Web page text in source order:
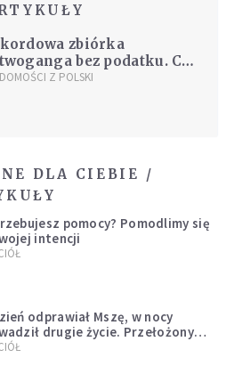
zbiórka
bez podatku. Co z
Z POLSKI
DLA CIEBIE /
pomocy? Pomodlimy się
intencji
odprawiał Mszę, w nocy
drugie życie. Przełożony
mu opuścić zakon